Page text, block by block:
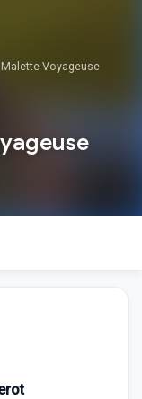
Voyageuse